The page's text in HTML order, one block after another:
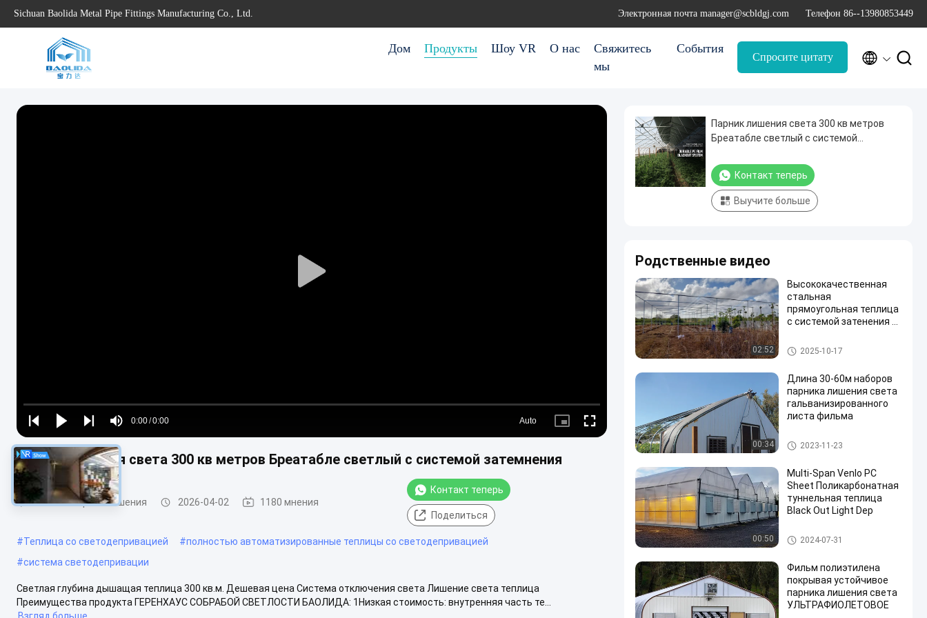
Sichuan Baolida Metal Pipe Fittings Manufacturing Co., Ltd. Электронная почта manager@scbldgj.com Телефон 86--13980853449
Дом Продукты Шоу VR О нас
Свяжитесь
мы
События
Спросите цитату  
Play
Play
Play
Play
Mute
Time
0:00/0:00
Loaded:
0%
Auto
Picture- Fullscreen
Парник лишения света 300 кв метров Бреатабле светлый с системой затемнения
светлый парник лишения 2026-04-02 1180 мнения
Контакт теперь
Поделиться
#Теплица со светодепривацией #полностью автоматизированные теплицы со светодепривацией
#система светодепривации
Светлая глубина дышащая теплица 300 кв.м. Дешевая цена Система отключения света Лишение света теплица
Преимущества продукта ГЕРЕНХАУС СОБРАБОЙ СВЕТЛОСТИ БАОЛИДА: 1Низкая стоимость: внутренняя часть те...
Взгляд больше
Парник лишения света 300 кв метров
Бреатабле светлый с системой
Контакт теперь
Выучите больше
Родственные видео
02:52
Высококачественная
стальная
прямоугольная теплица
с системой затенения и
Парник тоннеля
2025-10-17
00:34
Длина 30-60м наборов
парника лишения света
гальванизированного
листа фильма
светлый парник лишения
2023-11-23
00:50
Multi-Span Venlo PC
Sheet Поликарбонатная
туннельная теплица
Black Out Light Dep
Парник поликарбоната
2024-07-31
Фильм полиэтилена
покрывая устойчивое
парника лишения света
УЛЬТРАФИОЛЕТОВОЕ